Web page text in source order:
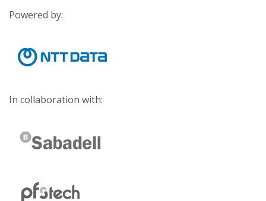
Powered by:
In collaboration with: